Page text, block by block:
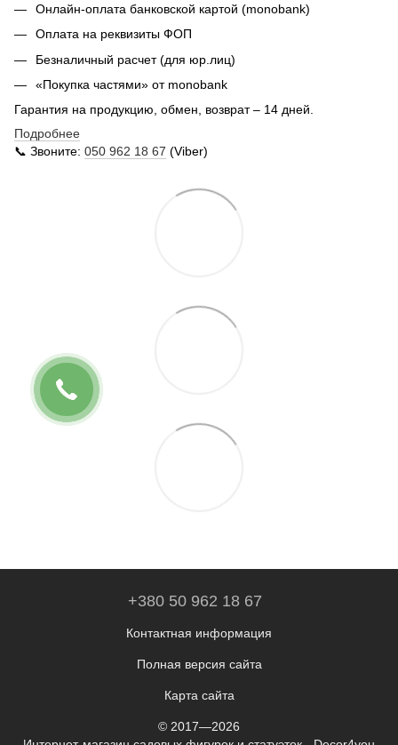
Онлайн-оплата банковской картой (monobank)
Оплата на реквизиты ФОП
Безналичный расчет (для юр.лиц)
«Покупка частями» от monobank
Гарантия на продукцию, обмен, возврат – 14 дней.
Подробнее
📞 Звоните: 050 962 18 67 (Viber)
+380 50 962 18 67
Контактная информация
Полная версия сайта
Карта сайта
© 2017—2026